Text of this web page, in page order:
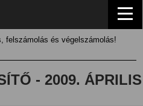
felszámolás és végelszámolás!
- 2009.